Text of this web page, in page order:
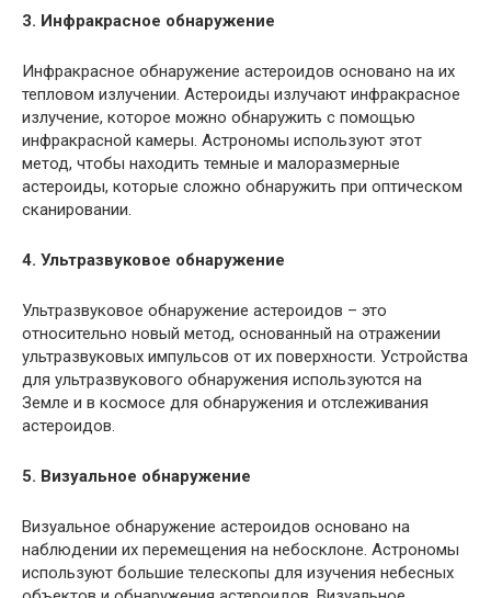
3. Инфракрасное обнаружение
Инфракрасное обнаружение астероидов основано на их
тепловом излучении. Астероиды излучают инфракрасное
излучение, которое можно обнаружить с помощью
инфракрасной камеры. Астрономы используют этот
метод, чтобы находить темные и малоразмерные
астероиды, которые сложно обнаружить при оптическом
сканировании.
4. Ультразвуковое обнаружение
Ультразвуковое обнаружение астероидов – это
относительно новый метод, основанный на отражении
ультразвуковых импульсов от их поверхности. Устройства
для ультразвукового обнаружения используются на
Земле и в космосе для обнаружения и отслеживания
астероидов.
5. Визуальное обнаружение
Визуальное обнаружение астероидов основано на
наблюдении их перемещения на небосклоне. Астрономы
используют большие телескопы для изучения небесных